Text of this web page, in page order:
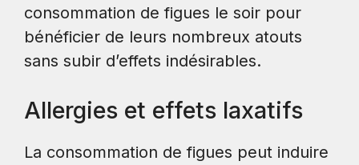
consommation de figues le soir pour
bénéficier de leurs nombreux atouts
sans subir d’effets indésirables.
Allergies et effets laxatifs
La consommation de figues peut induire